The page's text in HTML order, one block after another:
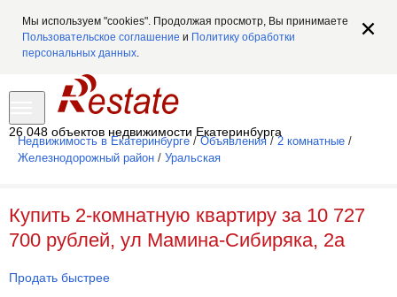
Мы используем "cookies". Продолжая просмотр, Вы принимаете
Пользовательское соглашение и Политику обработки
персональных данных.
26 048 объектов недвижимости Екатеринбурга
Недвижимость в Екатеринбурге / Объявления / 2 комнатные /
Железнодорожный район / Уральская
Купить 2-комнатную квартиру за 10 727
700 рублей, ул Мамина-Сибиряка, 2а
Продать быстрее